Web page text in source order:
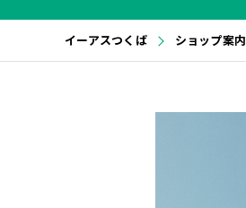
イーアスつくば ショップ案内